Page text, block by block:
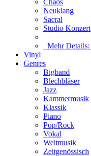
Chaos
Neuklang
Sacral
Studio Konzert
Mehr Details:
Vinyl
Genres
Bigband
Blechbläser
Jazz
Kammermusik
Klassik
Piano
Pop/Rock
Vokal
Weltmusik
Zeitgenössisch